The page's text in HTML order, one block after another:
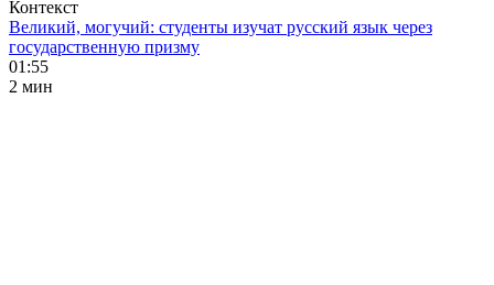
Контекст
Великий, могучий: студенты изучат русский язык через
государственную призму
01:55
2 мин